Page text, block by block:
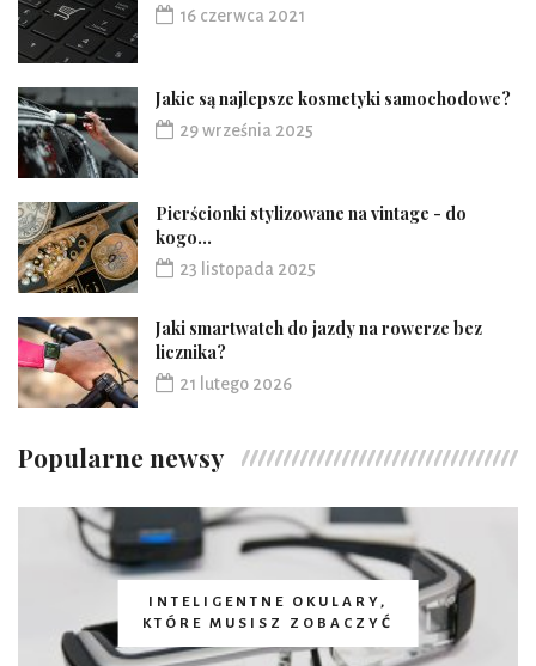
16 czerwca 2021
Jakie są najlepsze kosmetyki samochodowe?
29 września 2025
Pierścionki stylizowane na vintage - do
kogo...
23 listopada 2025
Jaki smartwatch do jazdy na rowerze bez
licznika?
21 lutego 2026
Popularne newsy
INTELIGENTNE OKULARY,
KTÓRE MUSISZ ZOBACZYĆ